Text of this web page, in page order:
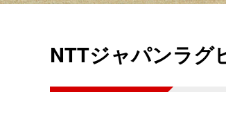
NTTジャパンラグ